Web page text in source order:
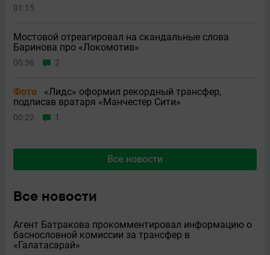
01:15
Мостовой отреагировал на скандальные слова
Баринова про «Локомотив»
00:36 2
Фото
«Лидс» оформил рекордный трансфер,
подписав вратаря «Манчестер Сити»
00:22 1
Все новости
Все новости
Агент Батракова прокомментировал информацию о
баснословной комиссии за трансфер в
«Галатасарай»